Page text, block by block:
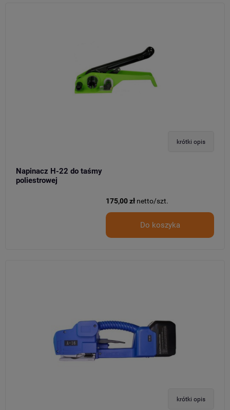
krótki opis
Napinacz H-22 do taśmy
poliestrowej
175,00 zł netto/szt.
Do koszyka
krótki opis